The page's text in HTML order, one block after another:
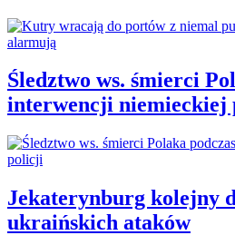
Śledztwo ws. śmierci
interwencji niemieckiej
Jekaterynburg kolejny
ukraińskich ataków